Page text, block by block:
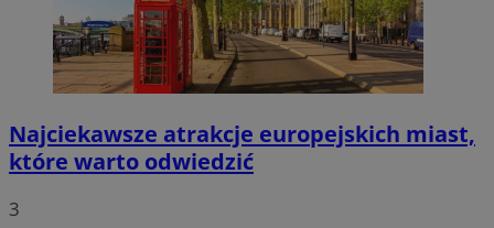
Najciekawsze atrakcje europejskich miast,
które warto odwiedzić
3